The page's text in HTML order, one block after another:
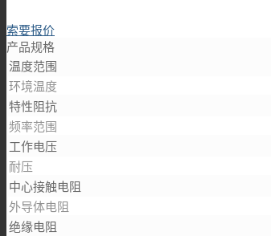
索要报价
产品规格
温度范围
环境温度
特性阻抗
频率范围
工作电压
耐压
中心接触电阻
外导体电阻
绝缘电阻